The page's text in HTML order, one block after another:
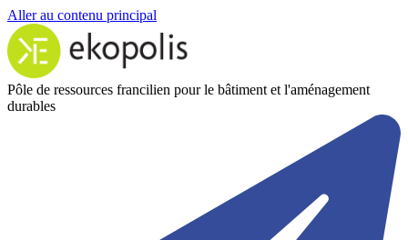
Aller au contenu principal
Pôle de ressources francilien pour le bâtiment et l'aménagement
durables